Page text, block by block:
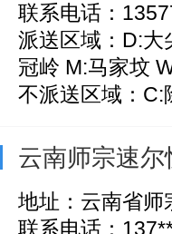
联系电话：
派送区域：D:大
冠岭 M:马家坟
不派送区域：C:
云南师宗速尔
地址：云南省师
联系电话：